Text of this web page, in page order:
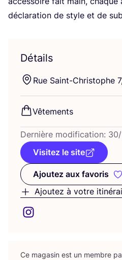
décla­ra­tion de style et de
Détails
Rue Saint-Chris­tophe 7
Vête­ments
Der­nière modi­fi­ca­tion: 30/
Visitez le site
Ajoutez aux favoris
Ajoutez
Ajoutez à votre
Ce maga­sin est un membre